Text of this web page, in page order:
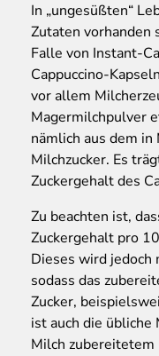
In „ungesüßten“
Zutaten vorhanden
Falle von Instant-
Cappuccino-
vor allem
Magermilchpulver
nämlich aus dem
Milchzucker. Es
Zuckergehalt des
Zu beachten ist,
Zuckergehalt pro
Dieses wird jedoch
sodass das
Zucker,
ist auch die
Milch zubereitetem